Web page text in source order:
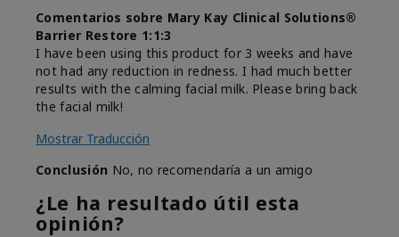
Comentarios sobre Mary Kay Clinical Solutions®
Barrier Restore 1:1:3
I have been using this product for 3 weeks and have
not had any reduction in redness. I had much better
results with the calming facial milk. Please bring back
the facial milk!
Mostrar Traducción
Conclusión No, no recomendaría a un amigo
¿Le ha resultado útil esta
opinión?